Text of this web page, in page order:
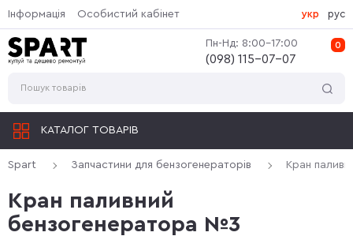
Інформація Особистий кабінет
0
Пн-Нд: 8:00-17:00
(‎098) 115-07-07
укр рус
КАТАЛОГ ТОВАРІВ
Spart Запчастини для бензогенераторів Кран
Кран паливний
бензогенератора №3